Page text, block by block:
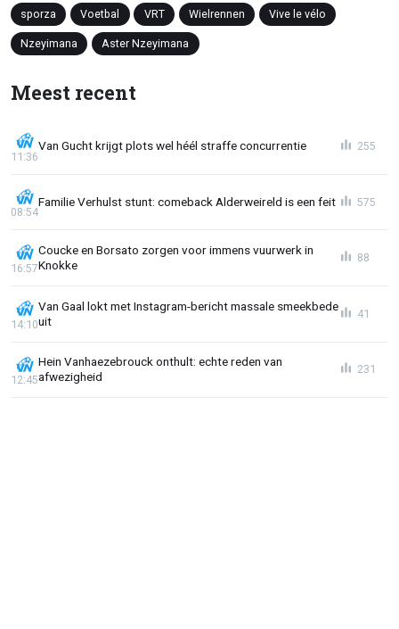
sporza Voetbal VRT Wielrennen Vive le vélo
Nzeyimana Aster Nzeyimana
Meest recent
Van Gucht krijgt plots wel héél straffe concurrentie
11:36
255
Familie Verhulst stunt: comeback Alderweireld is een feit
08:54
575
Coucke en Borsato zorgen voor immens vuurwerk in
Knokke
16:57
88
Van Gaal lokt met Instagram-bericht massale smeekbede
uit
14:10
41
Hein Vanhaezebrouck onthult: echte reden van
afwezigheid
12:45
231